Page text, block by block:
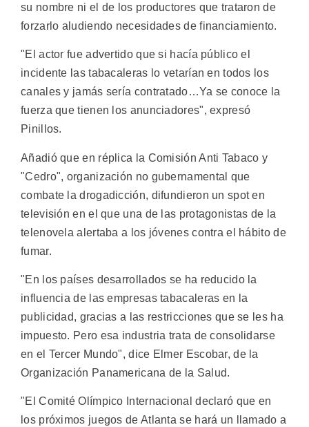
su nombre ni el de los productores que trataron de
forzarlo aludiendo necesidades de financiamiento.
"El actor fue advertido que si hacía público el
incidente las tabacaleras lo vetarían en todos los
canales y jamás sería contratado…Ya se conoce la
fuerza que tienen los anunciadores", expresó
Pinillos.
Añadió que en réplica la Comisión Anti Tabaco y
"Cedro", organización no gubernamental que
combate la drogadicción, difundieron un spot en
televisión en el que una de las protagonistas de la
telenovela alertaba a los jóvenes contra el hábito de
fumar.
"En los países desarrollados se ha reducido la
influencia de las empresas tabacaleras en la
publicidad, gracias a las restricciones que se les ha
impuesto. Pero esa industria trata de consolidarse
en el Tercer Mundo", dice Elmer Escobar, de la
Organización Panamericana de la Salud.
"El Comité Olímpico Internacional declaró que en
los próximos juegos de Atlanta se hará un llamado a